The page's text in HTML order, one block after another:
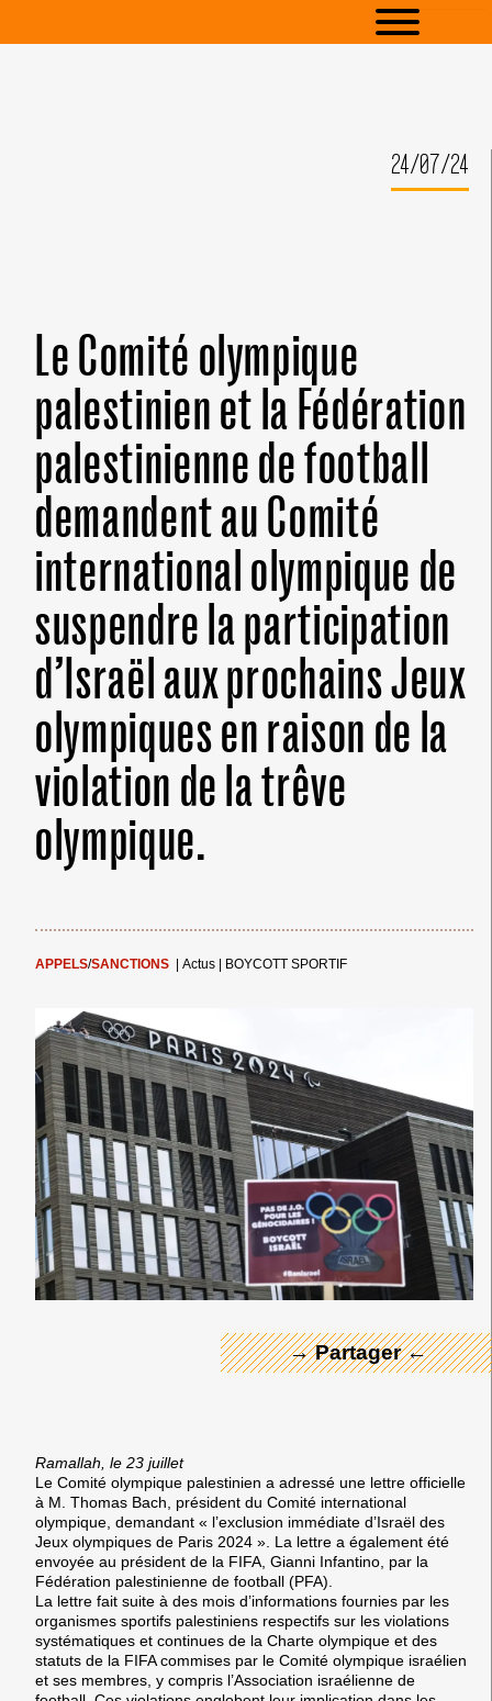
24/07/24
Le Comité olympique
palestinien et la Fédération
palestinienne de football
demandent au Comité
international olympique de
suspendre la participation
d’Israël aux prochains Jeux
olympiques en raison de la
violation de la trêve
olympique.
APPELS/SANCTIONS Actus BOYCOTT SPORTIF
→ Partager ←
← Merci ! →
Ramallah, le 23 juillet
Le Comité olympique palestinien a adressé une lettre officielle
à M. Thomas Bach, président du Comité international
olympique, demandant « l’exclusion immédiate d’Israël des
Jeux olympiques de Paris 2024 ». La lettre a également été
envoyée au président de la FIFA, Gianni Infantino, par la
Fédération palestinienne de football (PFA).
La lettre fait suite à des mois d’informations fournies par les
organismes sportifs palestiniens respectifs sur les violations
systématiques et continues de la Charte olympique et des
statuts de la FIFA commises par le Comité olympique israélien
et ses membres, y compris l’Association israélienne de